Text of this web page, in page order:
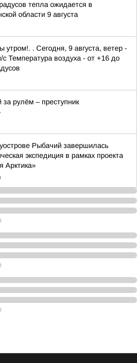
тепла ожидается в
области 9 августа
утром!. . Сегодня, 9 августа, ветер -
с Температура воздуха - от +16 до
за рулём – преступник
Рыбачий завершилась
экспедиция в рамках проекта
Арктика»